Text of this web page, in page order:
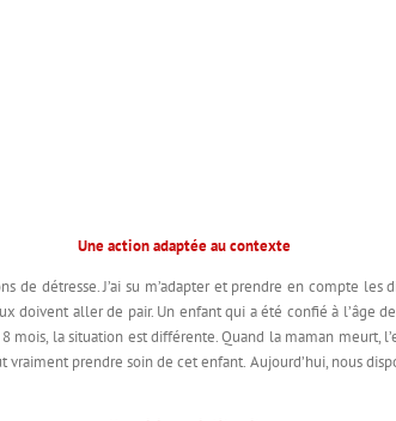
Une action adaptée au contexte
de détresse. J’ai su m’adapter et prendre en compte
doivent aller de pair. Un enfant qui a été confié à l’âge
mois, la situation est différente. Quand la maman
prendre soin de cet enfant. Aujourd’hui, nous